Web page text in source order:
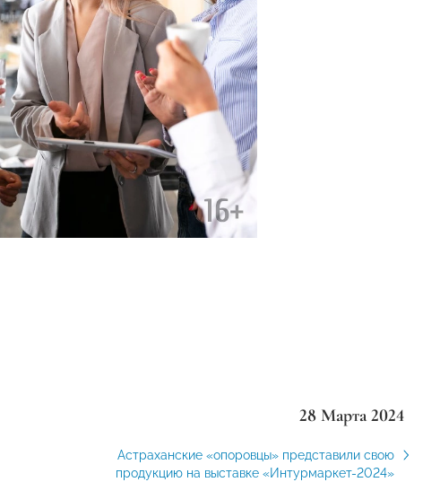
28 Марта 2024
Астраханские «опоровцы» представили свою
продукцию на выставке «Интурмаркет-2024»